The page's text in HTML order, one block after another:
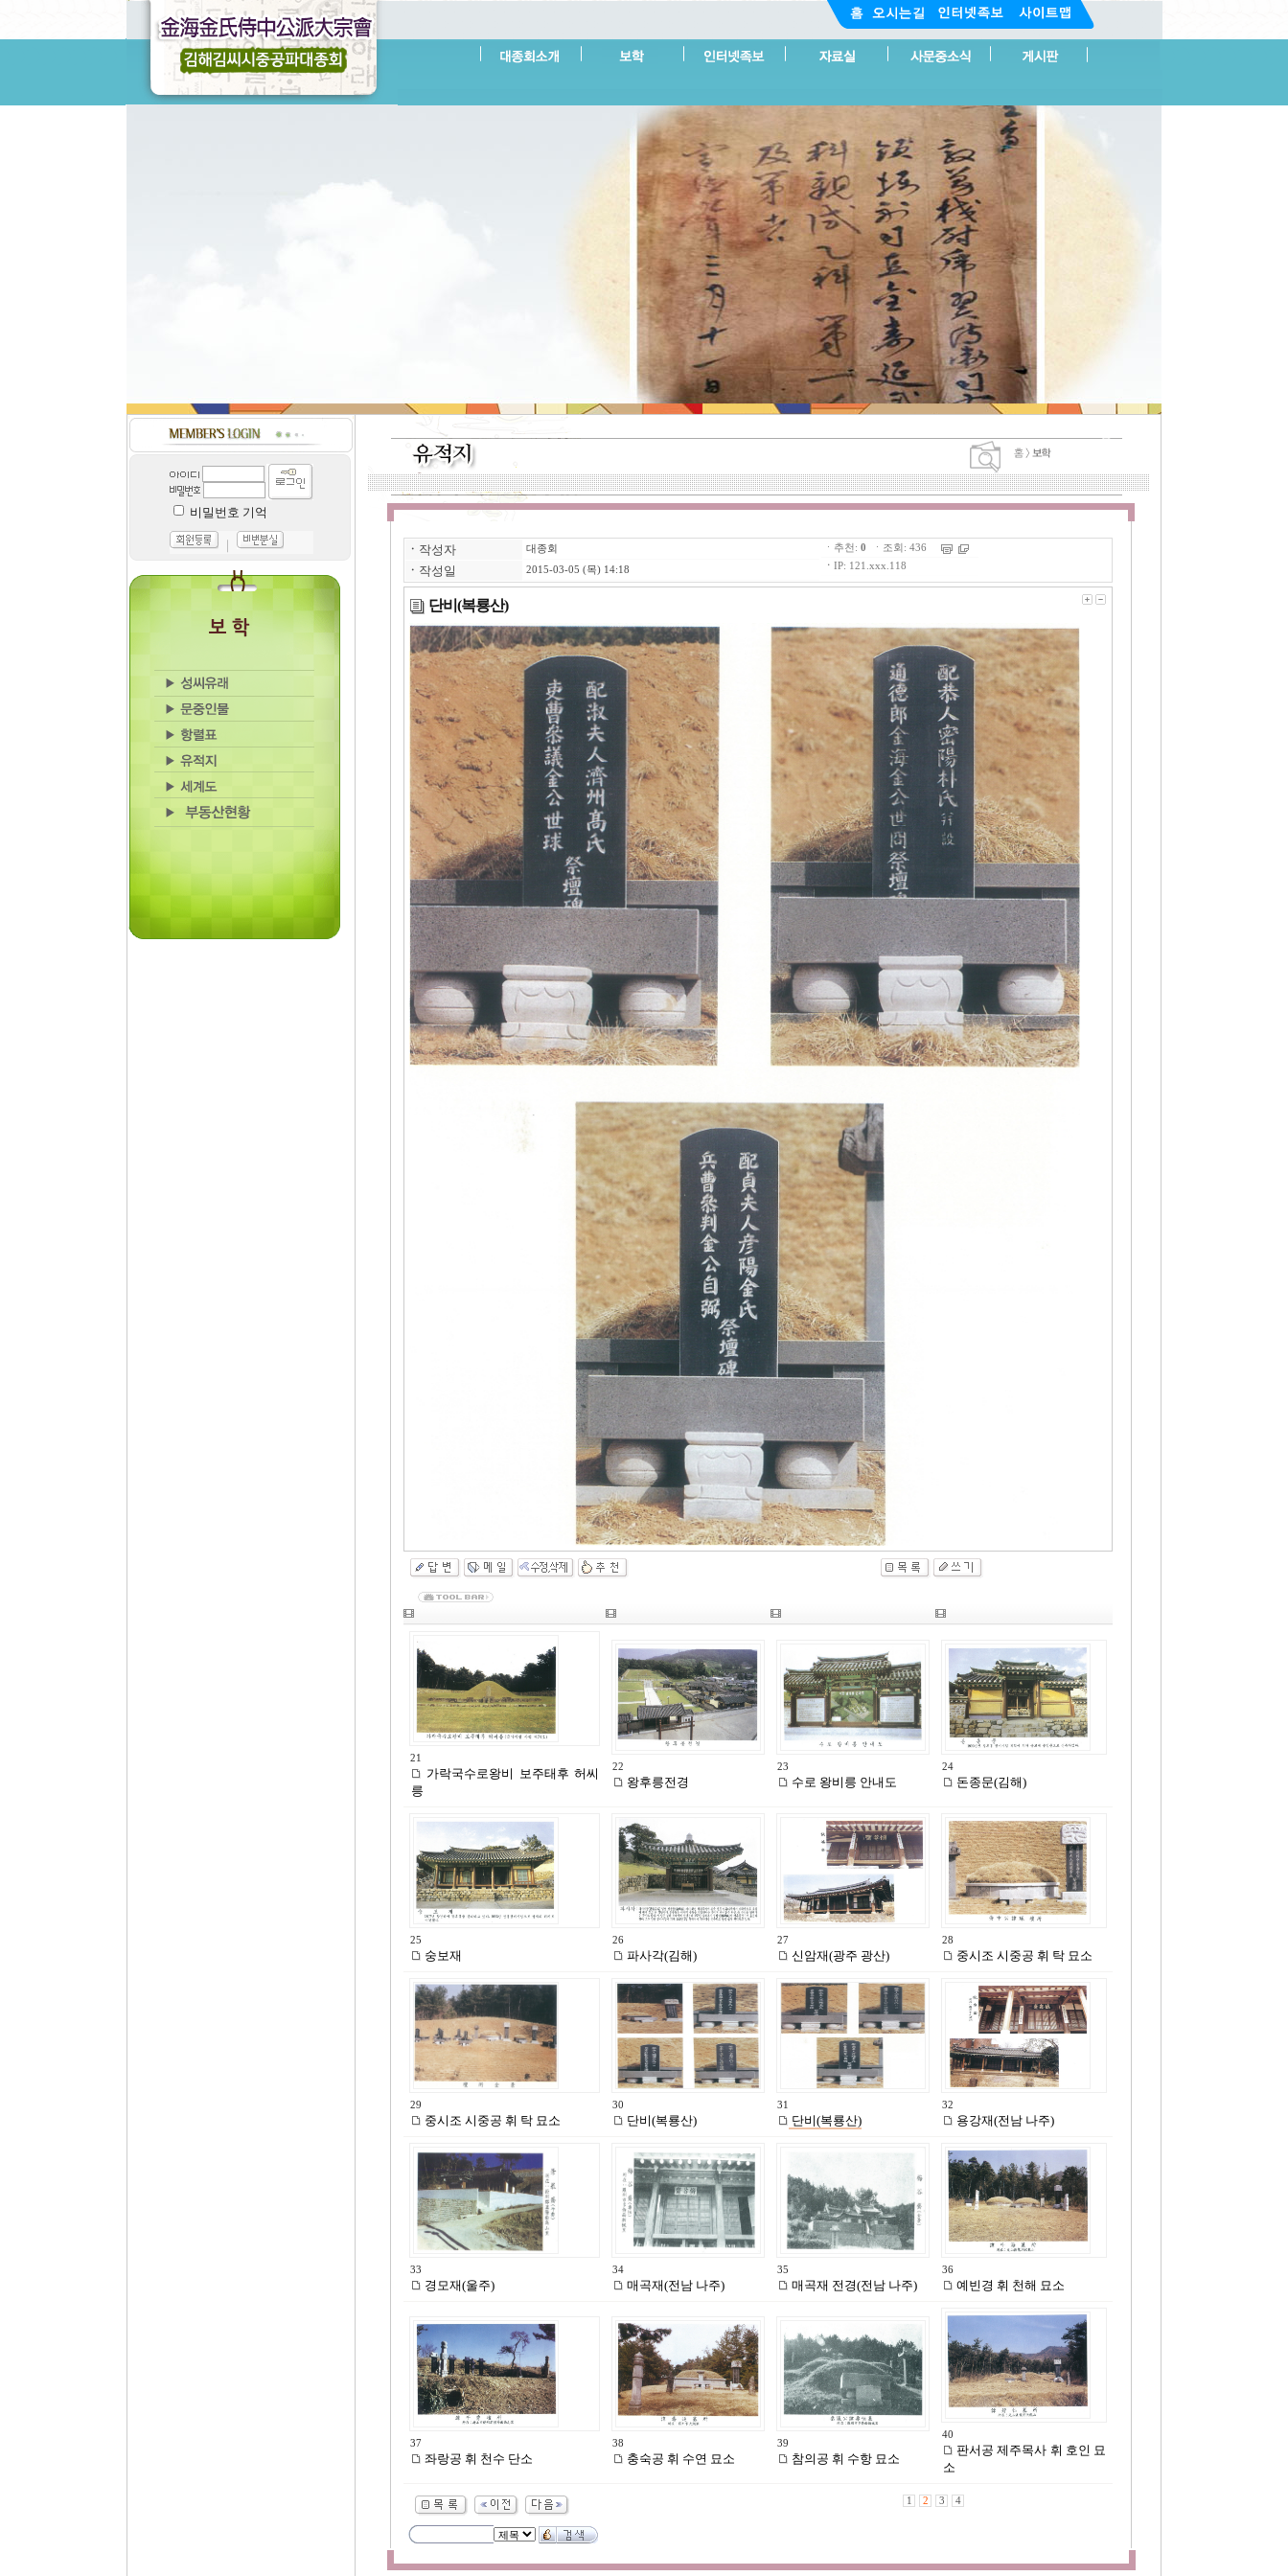
비밀번호 기억
ㆍ 작성자 대종회
ㆍ 작성일 2015-03-05 (목) 14:18
ㆍ추천: 0 ㆍ조회: 436
ㆍ IP: 121.xxx.118
단비(복룡산)
21
가락국수로왕비 보주태후 허씨
릉
22
왕후릉전경
23
수로 왕비릉 안내도
24
돈종문(김해)
25
숭보재
26
파사각(김해)
27
신암재(광주 광산)
28
중시조 시중공 휘 탁 묘소
29
중시조 시중공 휘 탁 묘소
30
단비(복룡산)
31
단비(복룡산)
32
용강재(전남 나주)
33
경모재(울주)
34
매곡재(전남 나주)
35
매곡재 전경(전남 나주)
36
예빈경 휘 천해 묘소
37
좌랑공 휘 천수 단소
38
충숙공 휘 수연 묘소
39
참의공 휘 수항 묘소
40
판서공 제주목사 휘 호인 묘
소
1 2 3 4